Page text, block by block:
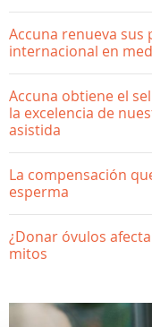
Accuna renueva sus
internacional en
Accuna obtiene el
la excelencia de
asistida
La compensación
esperma
¿Donar óvulos
mitos